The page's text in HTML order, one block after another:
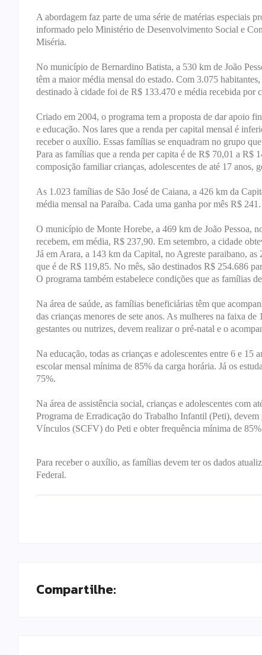
A abordagem faz parte de uma série de matérias especiais
informado pelo Ministério de Desenvolvimento Social e
Miséria.
No município de Bernardino Batista, a 530 km de João
têm a maior média mensal do estado. Com 3.075
destinado à cidade foi de R$ 133.470 e média recebida por
Criado em 2004, o programa tem a proposta de dar apoio
e educação. Nos lares que a renda per capital mensal é
receber o auxílio. Essas famílias se enquadram no grupo
Para as famílias que a renda per capita é de R$ 70,01 a R$
composição familiar crianças, adolescentes de até 17 anos,
As 1.023 famílias de São José de Caiana, a 426 km da
média mensal na Paraíba. Cada uma ganha por mês R$
O município de Monte Horebe, a 469 km de João Pessoa,
recebem, em média, R$ 237,90. Em setembro, a cidade
Já em Arara, a 143 km da Capital, no Agreste paraibano,
que é de R$ 119,85. No mês, são destinados R$ 254.686
O programa também estabelece condições que as famílias
Na área de saúde, as famílias beneficiárias têm que
das crianças menores de sete anos. As mulheres na faixa
gestantes ou nutrizes, devem realizar o pré-natal e o
Na educação, todas as crianças e adolescentes entre 6 e
escolar mensal mínima de 85% da carga horária. Já os
75%.
Na área de assistência social, crianças e adolescentes com
Programa de Erradicação do Trabalho Infantil (Peti),
Vínculos (SCFV) do Peti e obter frequência mínima de 85%
Para receber o auxílio, as famílias devem ter os dados
Federal.
Compartilhe: